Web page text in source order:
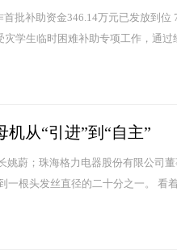
批补助资金346.14万元已发放到
学生临时困难补助专项工作，通
从“引进”到“自主”
姚蔚；珠海格力电器股份有限公司
根头发丝直径的二十分之一。 看